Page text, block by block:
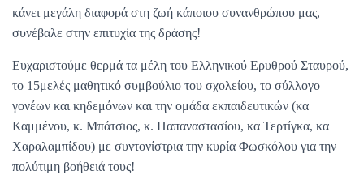
κάνει μεγάλη διαφορά στη ζωή κάποιου συνανθρώπου μας,
συνέβαλε στην επιτυχία της δράσης!
Ευχαριστούμε θερμά τα μέλη του Ελληνικού Ερυθρού Σταυρού,
το 15μελές μαθητικό συμβούλιο του σχολείου, το σύλλογο
γονέων και κηδεμόνων και την ομάδα εκπαιδευτικών (κα
Καμμένου, κ. Μπάτσιος, κ. Παπαναστασίου, κα Τερτίγκα, κα
Χαραλαμπίδου) με συντονίστρια την κυρία Φωσκόλου για την
πολύτιμη βοήθειά τους!